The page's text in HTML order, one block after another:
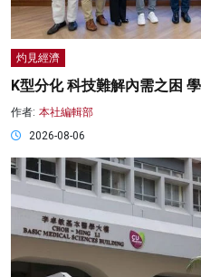
灼見經濟
K型分化 科技難解內需之困
作者: 本社編輯部
2026-08-06